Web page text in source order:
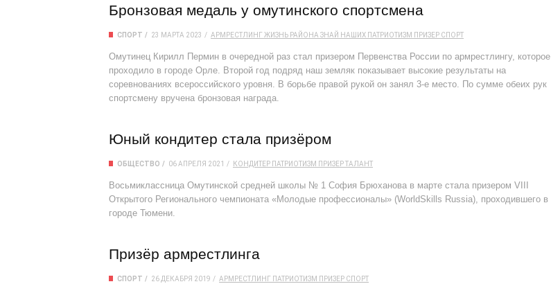
Бронзовая медаль у омутинского спортсмена
СПОРТ 23 МАРТА 2023 АРМРЕСТЛИНГ ЖИЗНЬ РАЙОНА ЗНАЙ НАШИХ ПАТРИОТИЗМ ПРИЗЕР СПОРТ
Омутинец Кирилл Пермин в очередной раз стал призером Первенства России по армрестлингу, которое
проходило в городе Орле. Второй год подряд наш земляк показывает высокие результаты на
соревнованиях всероссийского уровня. В борьбе правой рукой он занял 3-е место. По сумме обеих рук
спортсмену вручена бронзовая награда.
Юный кондитер стала призёром
ОБЩЕСТВО 06 АПРЕЛЯ 2021 КОНДИТЕР ПАТРИОТИЗМ ПРИЗЕРТАЛАНТ
Восьмиклассница Омутинской средней школы № 1 София Брюханова в марте стала призером VIII
Открытого Регионального чемпионата «Молодые профессионалы» (WorldSkills Russia), проходившего в
городе Тюмени.
Призёр армрестлинга
СПОРТ 26 ДЕКАБРЯ 2019 АРМРЕСТЛИНГ ПАТРИОТИЗМ ПРИЗЕР СПОРТ